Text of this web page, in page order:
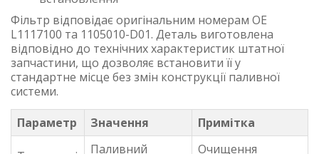
Фільтр відповідає оригінальним номерам OE
L1117100 та 1105010-D01. Деталь виготовлена
відповідно до технічних характеристик штатної
запчастини, що дозволяє встановити її у
стандартне місце без змін конструкції паливної
системи.
Параметр
Значення Примітка
Паливний Очищення